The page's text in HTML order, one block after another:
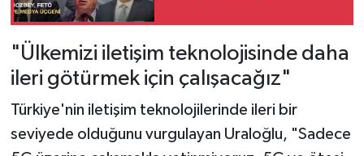
"Ülkemizi iletişim teknolojisinde daha
ileri götürmek için çalışacağız"
Türkiye'nin iletişim teknolojilerinde ileri bir
seviyede olduğunu vurgulayan Uraloğlu, "Sadece